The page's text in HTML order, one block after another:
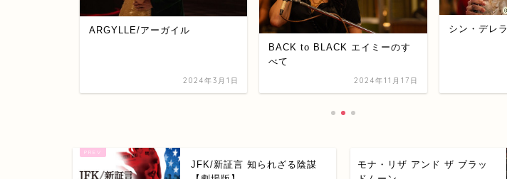
ARGYLLE/アーガイル
2024年3月1日
BACK to BLACK エイミーのす
べて
2024年11月17日
シン・デレラ
JFK/新証言 知られざる陰謀
モナ・リザ アンド ザ ブラッ